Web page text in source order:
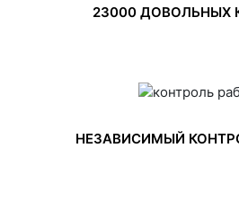
23000 ДОВОЛЬНЫХ
НЕЗАВИСИМЫЙ